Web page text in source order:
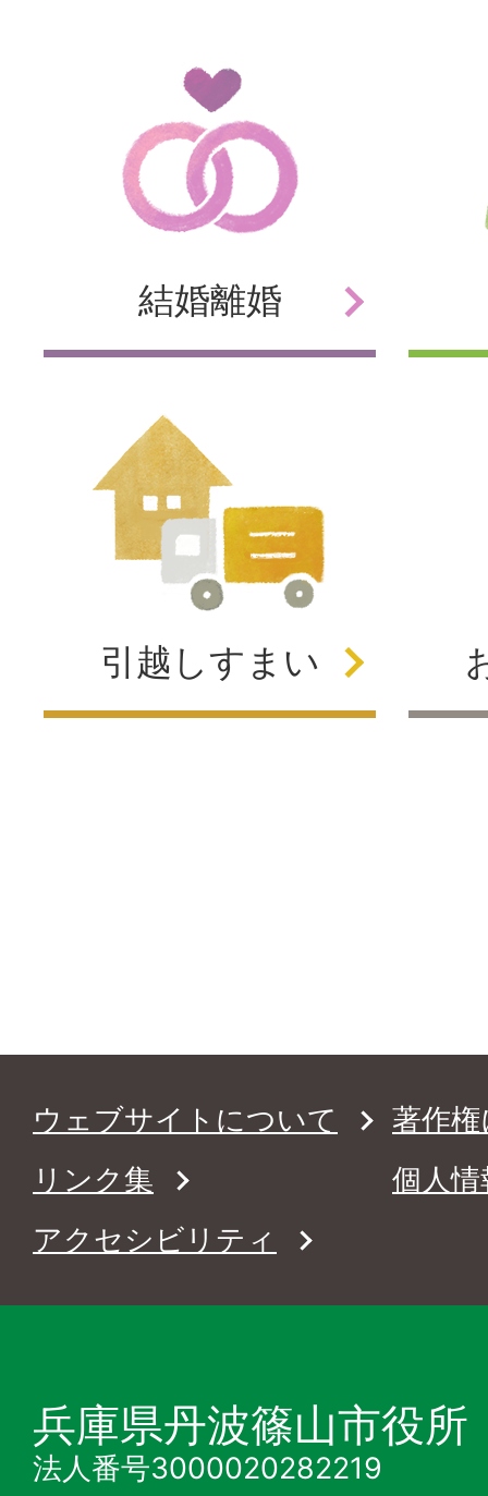
結婚離婚
引越しすまい
ウェブサイトについて
著作
リンク集
個人
アクセシビリティ
兵庫県丹波篠山市役所
法人番号3000020282219